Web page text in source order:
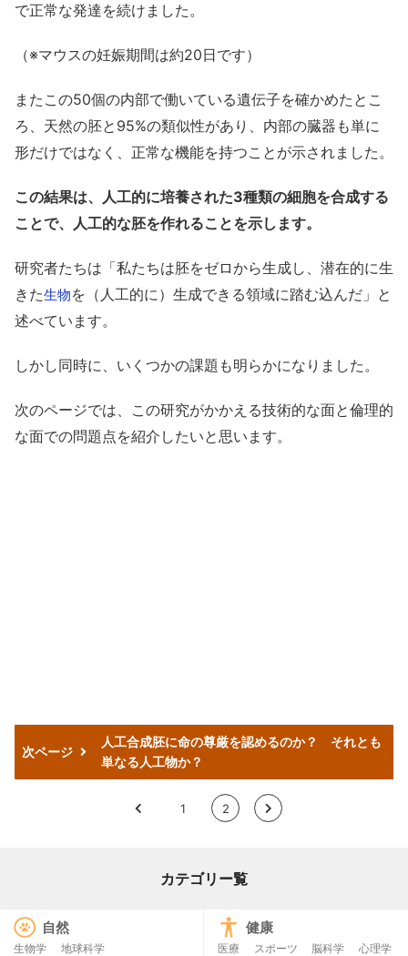
で正常な発達を続けました。
（※マウスの妊娠期間は約20日です）
またこの50個の内部で働いている遺伝子を確かめたとこ
ろ、天然の胚と95%の類似性があり、内部の臓器も単に
形だけではなく、正常な機能を持つことが示されました。
この結果は、人工的に培養された3種類の細胞を合成する
ことで、人工的な胚を作れることを示します。
研究者たちは「私たちは胚をゼロから生成し、潜在的に生
きた生物を（人工的に）生成できる領域に踏む込んだ」と
述べています。
しかし同時に、いくつかの課題も明らかになりました。
次のページでは、この研究がかかえる技術的な面と倫理的
な面での問題点を紹介したいと思います。
次ページ
人工合成胚に命の尊厳を認めるのか？ それとも
単なる人工物か？
< 1 2 >
カテゴリー覧
自然
生物学 地球科学
健康
医療 スポーツ 脳科学 心理学